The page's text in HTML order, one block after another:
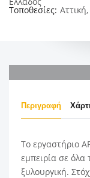
Τοποθεσίες Αττική,
Περιγραφή
Το εργαστήριο
εμπειρία σε
ξυλουργική.